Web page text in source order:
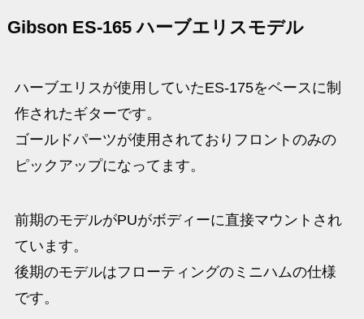
Gibson ES-165 ハーブエリスモデル
ハーブエリスが使用していたES-175をベースに制
作されたギターです。
ゴールドパーツが使用されておりフロントのみの
ピックアップになってます。
前期のモデルがPUがボディーに直接マウントされ
ています。
後期のモデルはフローティングのミニハムの仕様
です。